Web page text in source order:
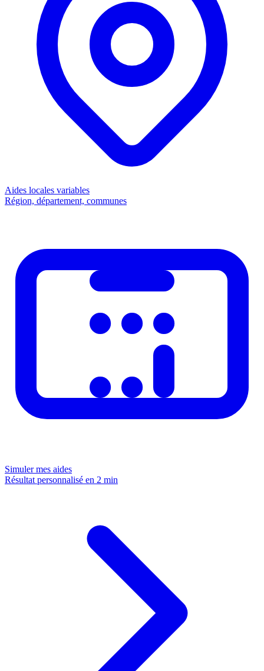
Aides locales variables
Région, département, communes
Simuler mes aides
Résultat personnalisé en 2 min